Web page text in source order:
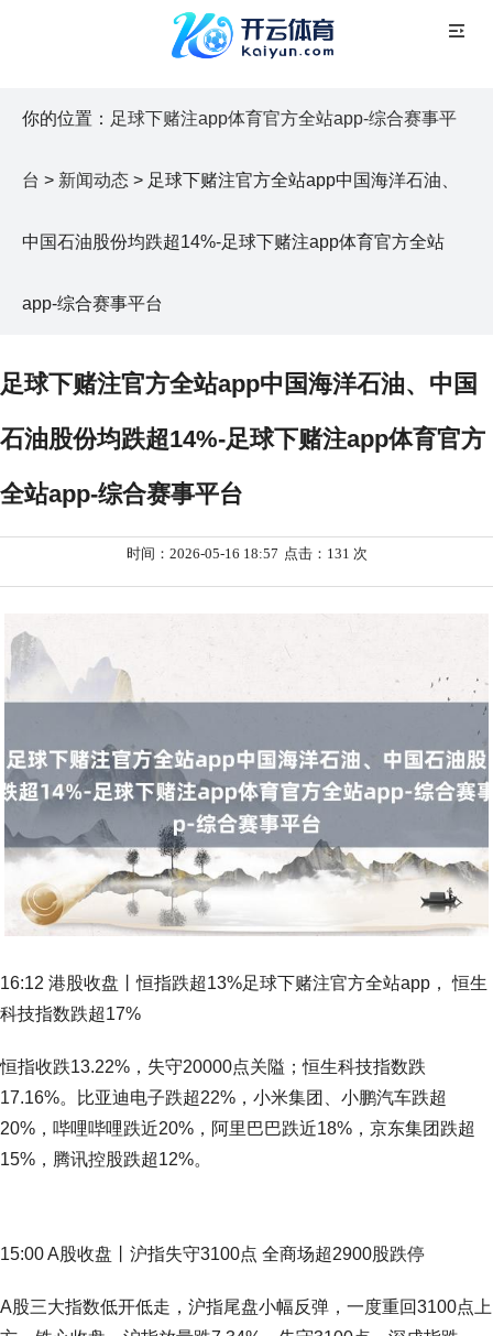
你的位置： 足球下赌注app体育官方全站app-综合赛事平
台 > 新闻动态 > 足球下赌注官方全站app中国海洋石油、
中国石油股份均跌超14%-足球下赌注app体育官方全站
app-综合赛事平台
足球下赌注官方全站app中国海洋石油、中国
石油股份均跌超14%-足球下赌注app体育官方
全站app-综合赛事平台
时间：2026-05-16 18:57 点击：131 次
16:12 港股收盘丨恒指跌超13%足球下赌注官方全站app， 恒生
科技指数跌超17%
恒指收跌13.22%，失守20000点关隘；恒生科技指数跌
17.16%。比亚迪电子跌超22%，小米集团、小鹏汽车跌超
20%，哔哩哔哩跌近20%，阿里巴巴跌近18%，京东集团跌超
15%，腾讯控股跌超12%。
15:00 A股收盘丨沪指失守3100点 全商场超2900股跌停
A股三大指数低开低走，沪指尾盘小幅反弹，一度重回3100点上